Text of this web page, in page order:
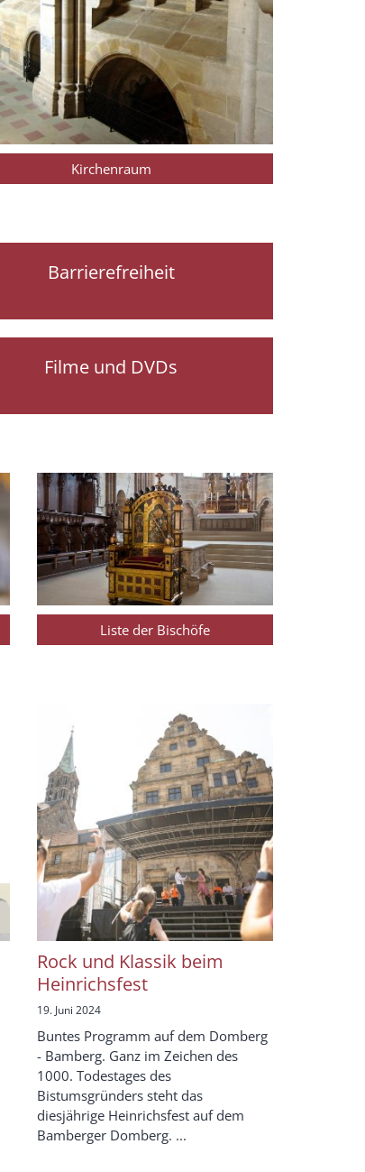
Kirchenraum
Barrierefreiheit
Filme und DVDs
Liste der Bischöfe
Rock und Klassik beim
Heinrichsfest
19. Juni 2024
Buntes Programm auf dem Domberg
- Bamberg. Ganz im Zeichen des
1000. Todestages des
Bistumsgründers steht das
diesjährige Heinrichsfest auf dem
Bamberger Domberg. ...